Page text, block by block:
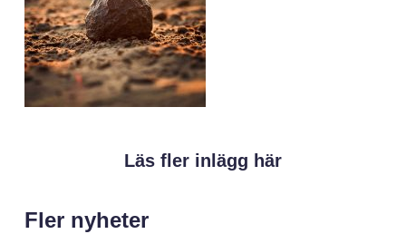
Läs fler inlägg här
Fler nyheter